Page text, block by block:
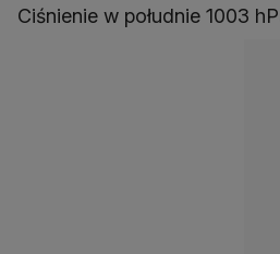
Ciśnienie w południe 1003